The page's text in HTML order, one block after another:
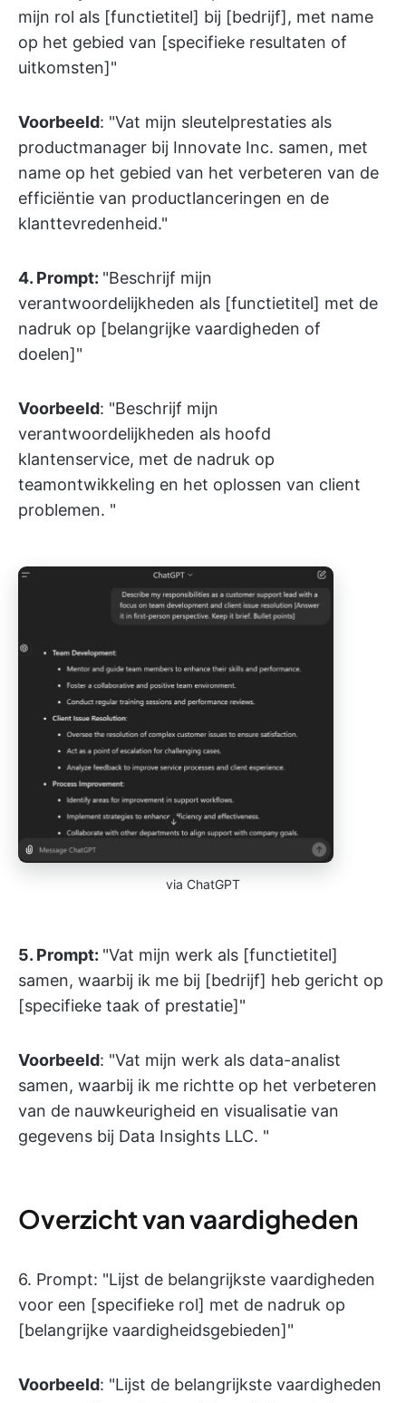
mijn rol als [functietitel] bij [bedrijf], met name
op het gebied van [specifieke resultaten of
uitkomsten]"
Voorbeeld: "Vat mijn sleutelprestaties als
productmanager bij Innovate Inc. samen, met
name op het gebied van het verbeteren van de
efficiëntie van productlanceringen en de
klanttevredenheid."
4. Prompt: "Beschrijf mijn
verantwoordelijkheden als [functietitel] met de
nadruk op [belangrijke vaardigheden of
doelen]"
Voorbeeld: "Beschrijf mijn
verantwoordelijkheden als hoofd
klantenservice, met de nadruk op
teamontwikkeling en het oplossen van client
problemen. "
via ChatGPT
5. Prompt: "Vat mijn werk als [functietitel]
samen, waarbij ik me bij [bedrijf] heb gericht op
[specifieke taak of prestatie]"
Voorbeeld: "Vat mijn werk als data-analist
samen, waarbij ik me richtte op het verbeteren
van de nauwkeurigheid en visualisatie van
gegevens bij Data Insights LLC. "
Overzicht van vaardigheden
6. Prompt: "Lijst de belangrijkste vaardigheden
voor een [specifieke rol] met de nadruk op
[belangrijke vaardigheidsgebieden]"
Voorbeeld: "Lijst de belangrijkste vaardigheden